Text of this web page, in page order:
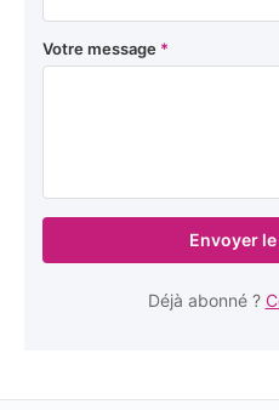
Votre message *
Envoyer
Déjà abonné ?